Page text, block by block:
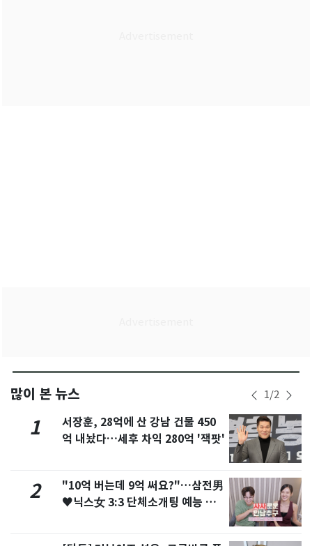
많이 본 뉴스 1/2
1
서장훈, 28억에 산 강남 건물 450
억 내놨다…세후 차익 280억 '잭팟'
2
"10억 버는데 9억 써요?"…삼전男
♥닉스女 3:3 단체소개팅 예능 화